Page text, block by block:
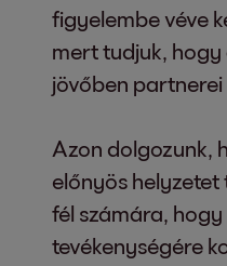
figyelembe véve
mert tudjuk, hogy
jövőben partnerei
Azon dolgozunk,
előnyös helyzetet
fél számára,
tevékenységére